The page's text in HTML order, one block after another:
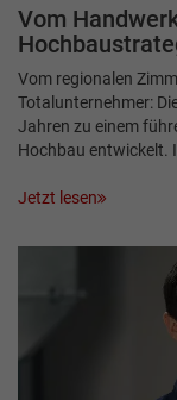
Vom
Vom regionalen
Totalunternehmer:
Jahren zu einem
Hochbau entwickelt.
Jetzt lesen